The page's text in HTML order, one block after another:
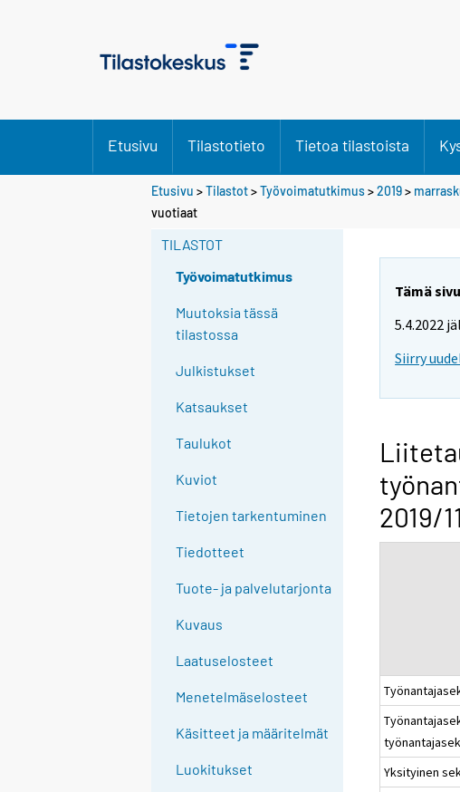
Etusivu Tilastotieto Tietoa tilastoista
Etusivu >Tilastot>Työvoimatutkimus>2019>
vuotiaat
TILASTOT
Työvoimatutkimus
Muutoksia tässä
tilastossa
Julkistukset
Katsaukset
Taulukot
Kuviot
Tietojen tarkentuminen
Tiedotteet
Tuote- ja palvelutarjonta
Kuvaus
Laatuselosteet
Menetelmäselosteet
Käsitteet ja määritelmät
Luokitukset
Tämä
5.4.2022
Siirry
2019/
Yksityinen